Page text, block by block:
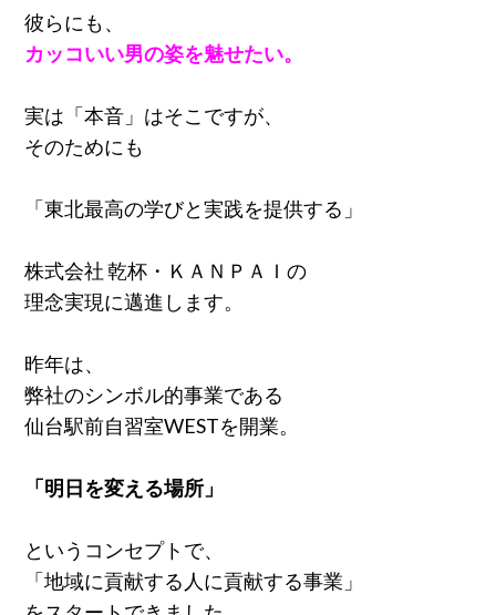
彼らにも、
カッコいい男の姿を魅せたい。
実は「本音」はそこですが、
そのためにも
「東北最高の学びと実践を提供する」
株式会社 乾杯・ＫＡＮＰＡＩの
理念実現に邁進します。
昨年は、
弊社のシンボル的事業である
仙台駅前自習室WESTを開業。
「明日を変える場所」
というコンセプトで、
「地域に貢献する人に貢献する事業」